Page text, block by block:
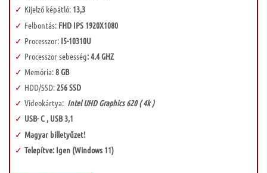
Kijelző képátló: 13,3
Felbontás: FHD IPS 1920X1080
Processzor:I5-10310U
Processzor sebesség: 4.4 GHZ
Memória:8 GB
HDD/SSD:256 SSD
Videokártya: Intel UHD Graphics 620 ( 4k )
USB- C , USB 3,1
Magyar billetyűzet!
Telepítve: Igen (Windows 11)